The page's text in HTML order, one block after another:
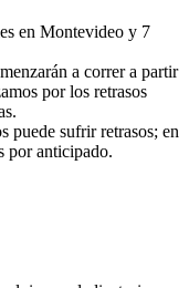
en Montevideo y 7
a correr a partir
por los retrasos
puede sufrir retrasos; en
por anticipado.